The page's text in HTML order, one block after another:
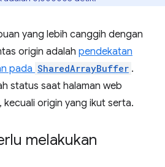
yang lebih canggih dengan
origin adalah pendekatan
pada SharedArrayBuffer .
status saat halaman web
kecuali origin yang ikut serta.
melakukan